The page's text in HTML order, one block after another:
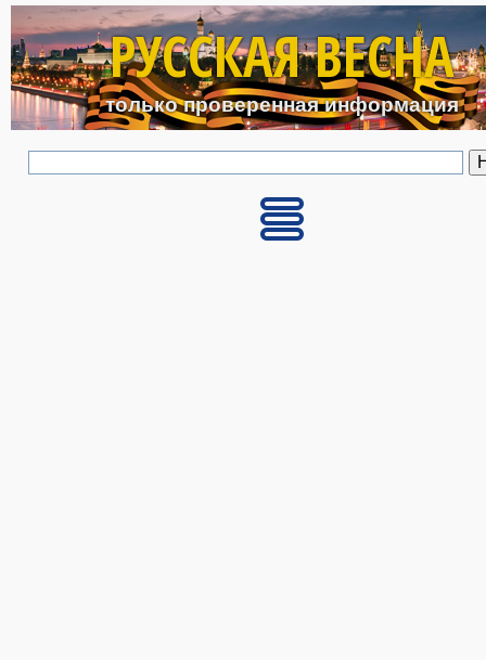
Перейти к основному
РУССКАЯ ВЕСНА
только проверенная информация